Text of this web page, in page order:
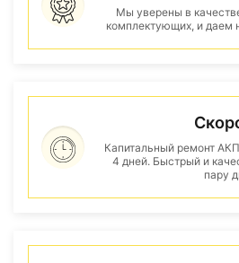
Мы уверены в
комплектующих, и даем
Капитальный ремонт
4 дней. Быстрый и
пару